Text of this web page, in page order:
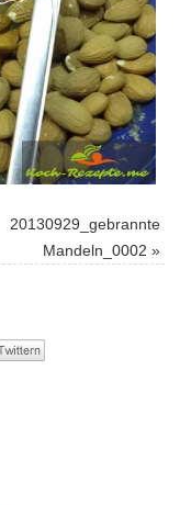
20130929_gebrannte
Mandeln_0002 »